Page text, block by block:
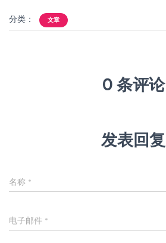
分类： 文章
0 条评论
发表回复
名称 *
电子邮件 *